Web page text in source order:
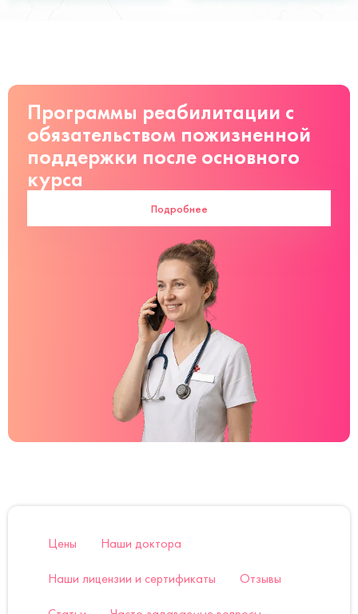
Программы реабилитации с
обязательством пожизненной
поддержки после основного
курса
Подробнее
Цены Наши доктора
Наши лицензии и сертификаты Отзывы